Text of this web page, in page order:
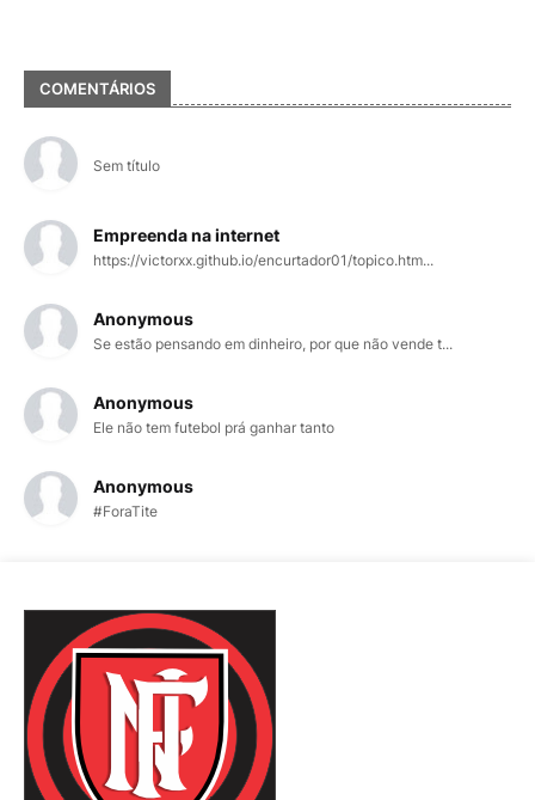
COMENTÁRIOS
Sem título
Empreenda na internet
https://victorxx.github.io/encurtador01/topico.htm...
Anonymous
Se estão pensando em dinheiro, por que não vende t...
Anonymous
Ele não tem futebol prá ganhar tanto
Anonymous
#ForaTite